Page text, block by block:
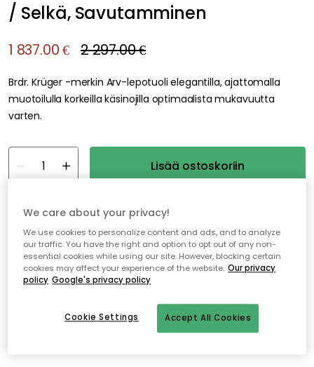
/ Selkä, Savutamminen
1 837.00 € 2 297.00 €
Brdr. Krüger -merkin Arv-lepotuoli elegantilla, ajattomalla
muotoilulla korkeilla käsinojilla optimaalista mukavuutta
varten.
Lisää ostoskoriin
Ilmainen toimitus yli 79 €*
Nopeat ja joustavat toimitukset
We care about your privacy!
We use cookies to personalize content and ads, and to analyze
our traffic. You have the right and option to opt out of any non-
essential cookies while using our site. However, blocking certain
cookies may affect your experience of the website. Our privacy
policy Google's privacy policy
Accept All Cookies
Cookie Settings